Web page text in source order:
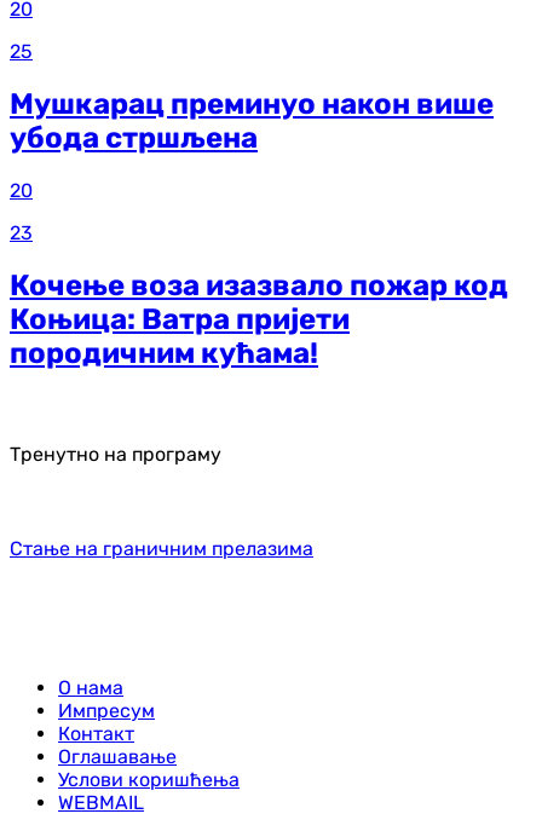
20
25
Мушкарац преминуо након више
убода стршљена
20
23
Кочење воза изазвало пожар код
Коњица: Ватра пријети
породичним кућама!
Тренутно на програму
Стање на граничним прелазима
О нама
Импресум
Контакт
Оглашавање
Услови коришћења
WEBMAIL